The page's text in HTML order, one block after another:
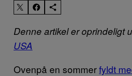
Denne artikel er oprindeligt
USA
Ovenpå en sommerfyldt